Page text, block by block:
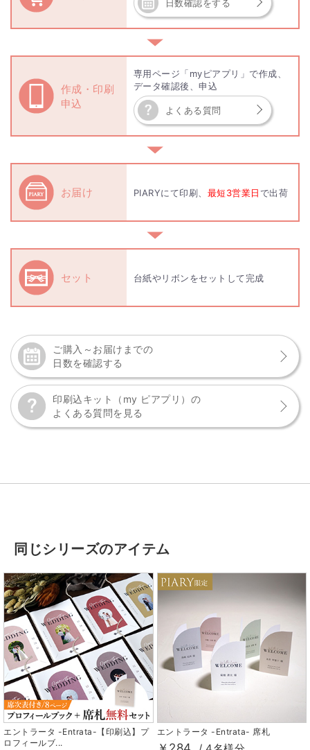
日数確認をする
▼
作成・印刷
申込
専用ページ「myピアプリ」で作成、
データ確認後、申込
よくある質問
▼
お届け PIARYにて印刷、 最短3営業日で出荷
▼
セット 台紙やリボンをセットして完成
ご購入～お届けまでの
日数を確認する
印刷込キット（my ピアプリ）の
よくある質問を見る
同じシリーズのアイテム
エントラータ -Entrata-【印刷込】プ
ロフィールブ...
エントラータ -Entrata- 席札